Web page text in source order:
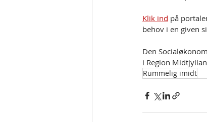
Klik ind på
behov i en given
Den
i Region
Rummelig imidt